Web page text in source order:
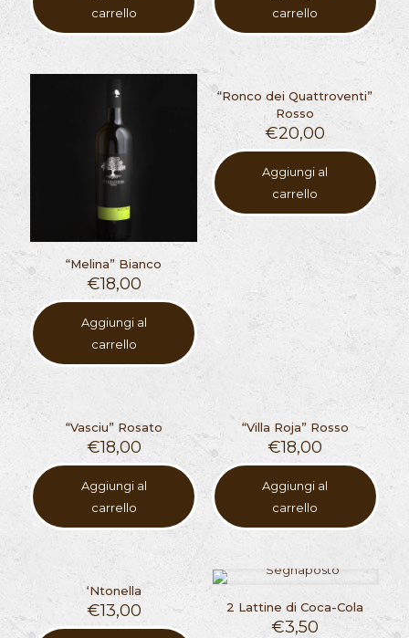
carrello
carrello
“Melina” Bianco
€18,00
Aggiungi al
carrello
“Ronco dei Quattroventi”
Rosso
€20,00
Aggiungi al
carrello
“Vasciu” Rosato
€18,00
Aggiungi al
carrello
“Villa Roja” Rosso
€18,00
Aggiungi al
carrello
‘Ntonella
€13,00 2 Lattine di Coca-Cola
€3,50